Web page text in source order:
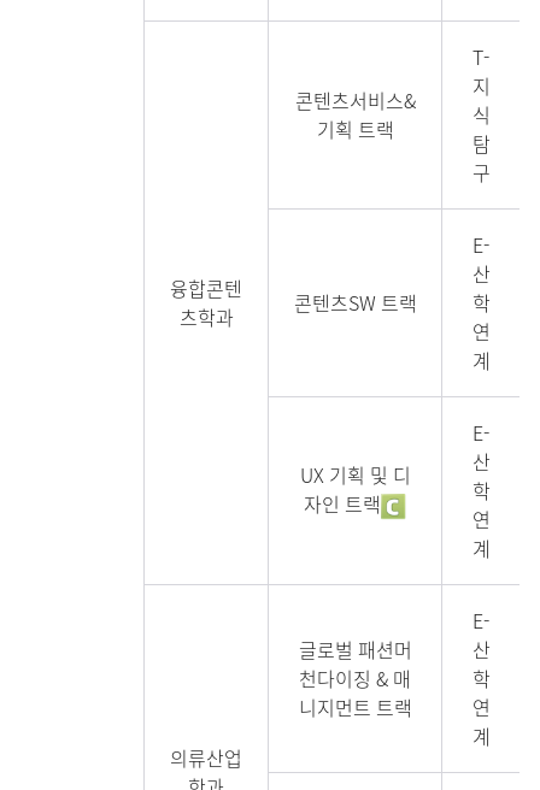
융합콘텐
츠학과
콘텐츠서비스&
기획 트랙
T-
지
식
탐
구
콘텐츠SW 트랙
E-
산
학
연
계
UX 기획 및 디
자인 트랙
E-
산
학
연
계
의류산업
글로벌 패션머
천다이징 & 매
니지먼트 트랙
E-
산
학
연
계